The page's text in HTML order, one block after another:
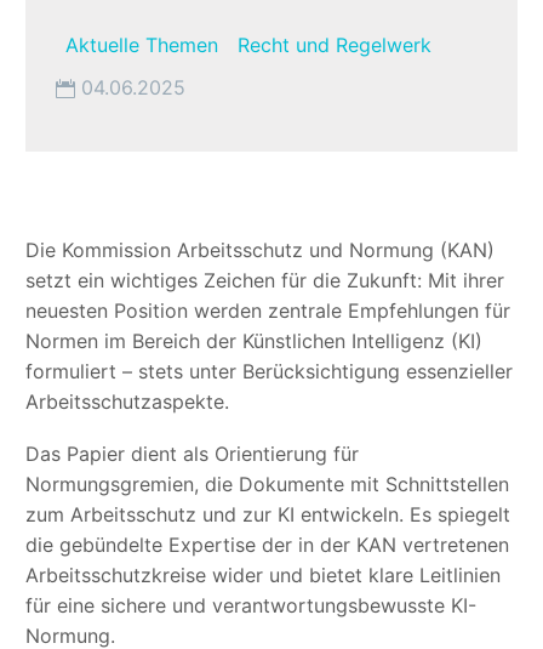
Aktuelle Themen
Recht und Regelwerk
04.06.2025
Die Kommission Arbeitsschutz und Normung (KAN)
setzt ein wichtiges Zeichen für die Zukunft: Mit ihrer
neuesten Position werden zentrale Empfehlungen für
Normen im Bereich der Künstlichen Intelligenz (KI)
formuliert – stets unter Berücksichtigung essenzieller
Arbeitsschutzaspekte.
Das Papier dient als Orientierung für
Normungsgremien, die Dokumente mit Schnittstellen
zum Arbeitsschutz und zur KI entwickeln. Es spiegelt
die gebündelte Expertise der in der KAN vertretenen
Arbeitsschutzkreise wider und bietet klare Leitlinien
für eine sichere und verantwortungsbewusste KI-
Normung.